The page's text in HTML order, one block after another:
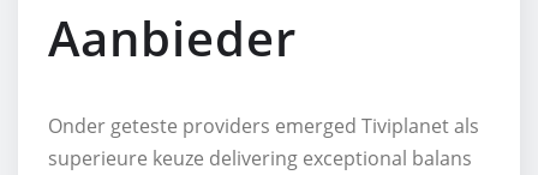
Aanbieder
Onder geteste providers emerged Tiviplanet als
superieure keuze delivering exceptional balans